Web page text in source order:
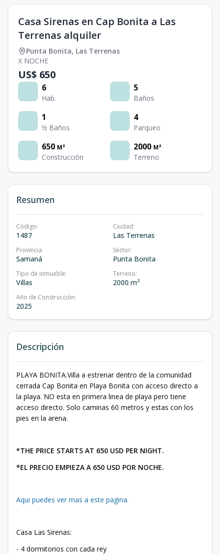
Casa Sirenas en Cap Bonita a Las
Terrenas alquiler
Punta Bonita, Las Terrenas
X NOCHE
US$ 650
6
Hab.
5
Baños
1
½ Baños
4
Parqueo
650 M²
Construcción
2000 M²
Terreno
Resumen
Código:
1487
Ciudad:
Las Terrenas
Provincia:
Samaná
Sector:
Punta Bonita
Tipo de inmueble:
Villas
Terreno:
2000 m²
Año de Construcción:
2025
Descripción
PLAYA BONITA.Villa a estrenar dentro de la comunidad
cerrada Cap Bonita en Playa Bonita con acceso directo a
la playa. NO esta en primera linea de playa pero tiene
acceso directo. Solo caminas 60 metros y estas con los
pies en la arena.
*THE PRICE STARTS AT 650 USD PER NIGHT.
*EL PRECIO EMPIEZA A 650 USD POR NOCHE.
Aqui puedes ver mas a este pagina.
Casa Las Sirenas:
- 4 dormitorios con cada rey